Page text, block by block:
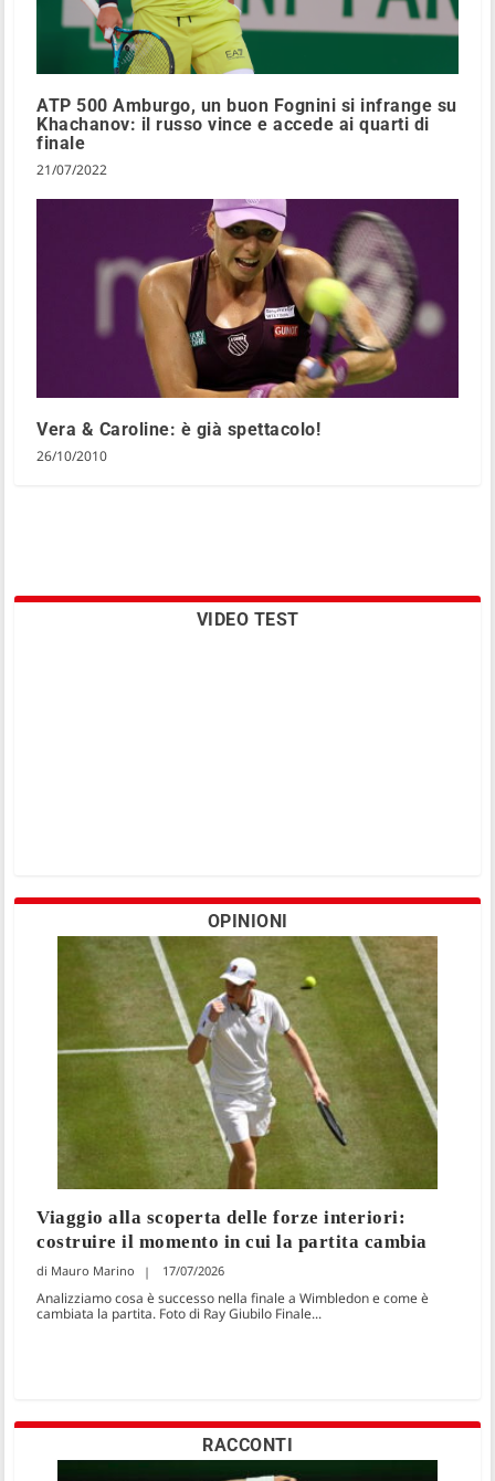
ATP 500 Amburgo, un buon Fognini si infrange su
Khachanov: il russo vince e accede ai quarti di
finale
21/07/2022
Vera & Caroline: è già spettacolo!
26/10/2010
VIDEO TEST
OPINIONI
Viaggio alla scoperta delle forze interiori:
costruire il momento in cui la partita cambia
Mauro Marino 17/07/2026
Analizziamo cosa è successo nella finale a Wimbledon e come è
cambiata la partita. Foto di Ray Giubilo Finale...
RACCONTI